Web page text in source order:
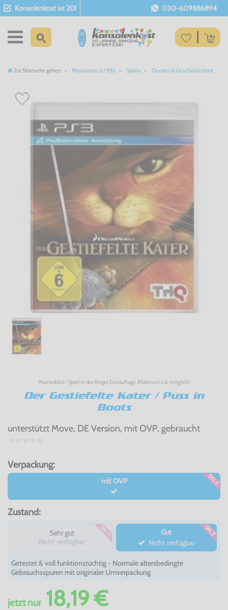
Konsolenkost ist 20! 030-609886894
Zur Startseite gehen Playstation 3 / PS3 Spiele Denken & Geschicklichkeit
Musterbild - Spiel in der Regel Erstauflage (Platinum o.ä. möglich)
Der Gestiefelte Kater / Puss in
Boots
unterstützt Move, DE Version, mit OVP, gebraucht
Verpackung:
mit OVP SALE
Zustand:
Sehr gut
Nicht verfügbar
SALE
Gut
Nicht verfügbar
SALE
Getestet & voll funktionstüchtig - Normale altersbedingte
Gebrauchsspuren mit originaler Umverpackung
jetztnur18,19 €